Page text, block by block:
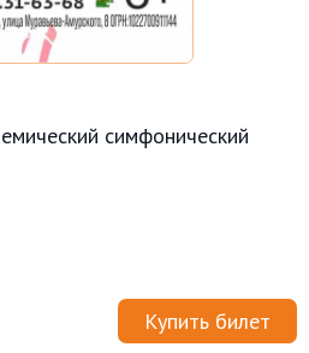
симфонический
Купить билет